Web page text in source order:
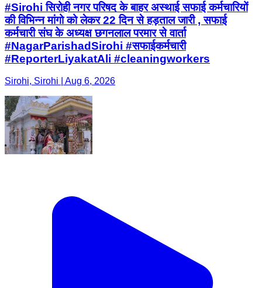
#Sirohi सिरोही नगर परिषद के बाहर अस्थाई सफाई कर्मचारियों
की विभिन्न मांगो को लेकर 22 दिन से हड़ताल जारी , सफाई
कर्मचारी संघ के अध्यक्ष छगनलाल परमार से वार्ता
#NagarParishadSirohi #सफाईकर्मचारी
#ReporterLiyakatAli #cleaningworkers
Sirohi, Sirohi | Aug 6, 2026